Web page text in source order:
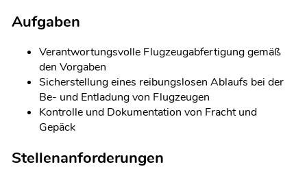
Aufgaben
Verantwortungsvolle Flugzeugabfertigung gemäß
den Vorgaben
Sicherstellung eines reibungslosen Ablaufs bei der
Be- und Entladung von Flugzeugen
Kontrolle und Dokumentation von Fracht und
Gepäck
Stellenanforderungen